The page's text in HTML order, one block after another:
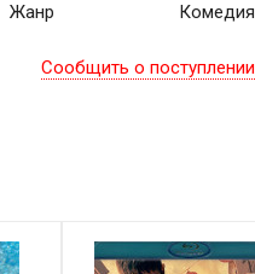
Жанр
Комедия
Сообщить о поступлении